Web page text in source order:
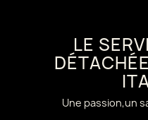
LE
Une passion,un